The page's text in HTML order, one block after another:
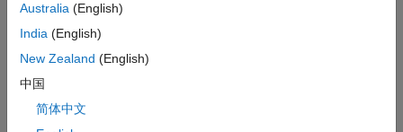
Not sure what you need? We offer other license
Australia (English)
India (English)
New Zealand (English)
中国
简体中文